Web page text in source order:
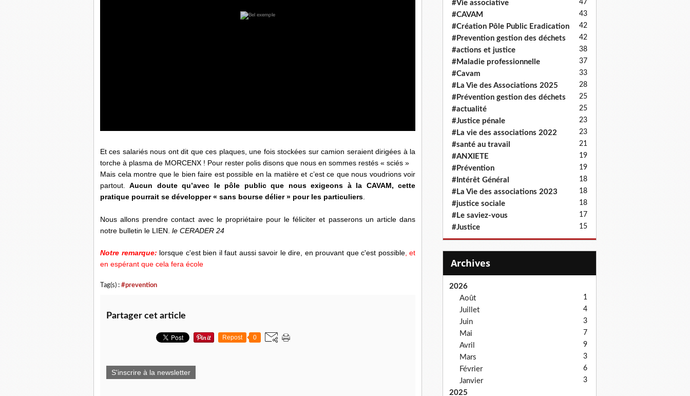
Et ces salariés nous ont dit que ces plaques, une fois stockées sur camion seraient dirigées à la
torche à plasma de MORCENX ! Pour rester polis disons que nous en sommes restés « sciés »
Mais cela montre que le bien faire est possible en la matière et c’est ce que nous voudrions voir
partout.Aucun doute qu’avec le pôle public que nous exigeons à la CAVAM, cette
pratique pourrait se développer « sans bourse délier » pour les particuliers
Nous allons prendre contact avec le propriétaire pour le féliciter et passerons un article dans
notre bulletin le LIEN. le CERADER 24
Notre remarque: lorsque c'est bien il faut aussi savoir le dire, en prouvant que c'est possible, et
en espérant que cela fera école
Tag(s) : #prevention
Partager cet article
Repost 0
S'inscrire à la newsletter
#Vie associative 47
#CAVAM 43
#Création Pôle Public Eradication 42
#Prevention gestion des déchets 42
#actions et justice 38
#Maladie professionnelle 37
#Cavam 33
#La Vie des Associations 2025 28
#Prévention gestion des déchets 25
#actualité 25
#Justice pénale 23
#La vie des associations 2022 23
#santé au travail 21
#ANXIETE 19
#Prévention 19
#Intérêt Général 18
#La Vie des associations 2023 18
#justice sociale 18
#Le saviez-vous 17
#Justice 15
Archives
2026
Août
1
Juillet 4
Juin 3
Mai 7
Avril 9
Mars 3
Février 6
Janvier 3
2025